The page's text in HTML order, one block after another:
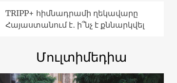
TRIPP+ հիմնադրամի ղեկավարը
Հայաստանում է․ ի՞նչ է քննարկվել
Մուլտիմեդիա